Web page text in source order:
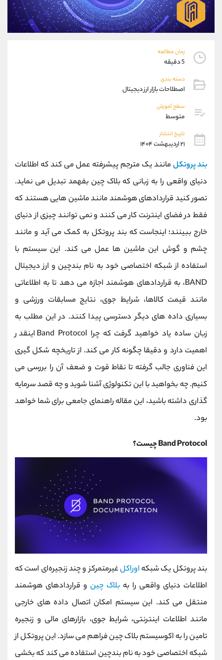
زمان مطالعه
5 دقیقه
دسته بندی
اصطلاحات بازار ارز دیجیتال
سطح آموزش
متوسط
تاریخ انتشار
۲۱ اردیبهشت ۱۴۰۴
بند پروتکلمانند یک مترجم پیشرفته عمل می کند که اطلاعات
دنیای واقعی را به زبانی که بلاک چین بفهمد تبدیل می نماید.
تصور کنید قراردادهای هوشمند مانند ماشین هایی هستند که
فقط در فضای اینترنت کار می کنند و نمی توانند چیزی از دنیای
خارج ببینند؛ اینجاست که بند پروتکل به کمک می آید و مانند
چشم و گوش این ماشین ها عمل می کند. این سیستم با
استفاده از شبکه اختصاصی خود به نام بندچین و ارز دیجیتال
BAND، به قراردادهای هوشمند اجازه می دهد تا به اطلاعاتی
مانند قیمت کالاها، شرایط جوی، نتایج مسابقات ورزشی و
بسیاری داده های دیگر دسترسی پیدا کنند. در این مطلب به
زبان ساده یاد خواهید گرفت که چرا Band Protocol اینقدر
اهمیت دارد و دقیقا چگونه کار می کند. از تاریخچه شکل گیری
این فناوری جالب گرفته تا نقاط قوت و ضعف آن را بررسی می
کنیم. چه بخواهید با این تکنولوژی آشنا شوید و چه قصد سرمایه
گذاری داشته باشید، این مقاله راهنمای جامعی برای شما خواهد
بود.
Band Protocol چیست؟
بند پروتکل یک شبکه اوراکلغیرمتمرکز و چند زنجیره‌ای است که
اطلاعات دنیای واقعی را به بلاک چین و قراردادهای هوشمند
منتقل می ‌کند. این سیستم امکان اتصال داده ‌های خارجی
مانند اطلاعات اینترنتی، شرایط جوی، بازارهای مالی و زنجیره
تامین را به اکوسیستم بلاک چین فراهم می ‌سازد. این پروتکل از
شبکه اختصاصی خود به نام بندچین استفاده می ‌کند که بخشی
09927779040
واتساپ شروع گفتگو
تلگرام @Armteam_admin_por
پشتیبان فروش
موبایل
اطلاعات تماس
تلفن 021-22021030
021-22021040
بدون پیش شماره
اینستاگرام @alireza.mehrabii
کانال تلگرام @alirezamehrabi_com
@alirezamehrabi_official